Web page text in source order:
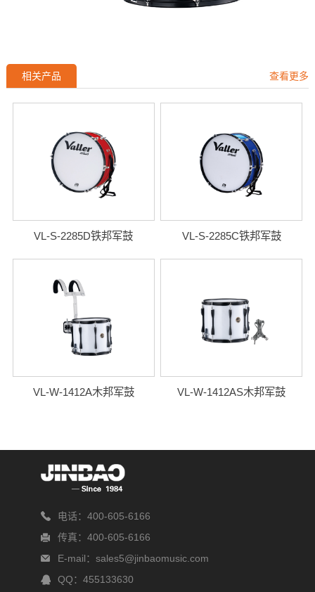
相关产品 查看更多
VL-S-2285D铁邦军鼓 VL-S-2285C铁邦军鼓
VL-W-1412A木邦军鼓 VL-W-1412AS木邦军鼓
电话：400-605-6166
传真：400-605-6166
E-mail：sales5@jinbaomusic.com
QQ：455133630